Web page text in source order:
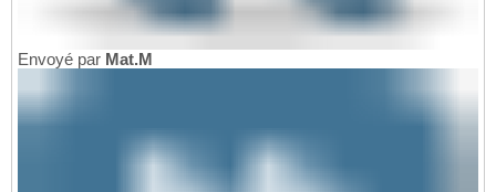
Envoyé par Mat.M